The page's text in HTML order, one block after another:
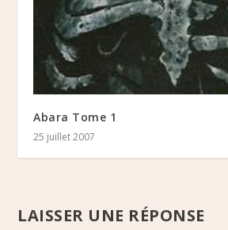
Abara Tome 1
25 juillet 2007
LAISSER UNE RÉPONSE